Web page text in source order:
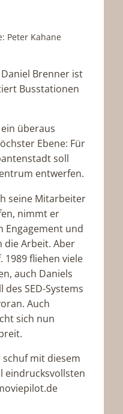
Peter Kahane
Brenner ist
Busstationen
überaus
Ebene: Für
soll
entwerfen.
seine Mitarbeiter
nimmt er
Engagement und
die Arbeit. Aber
1989 fliehen viele
auch Daniels
SED-Systems
Auch
sich nun
schuf mit diesem
eindrucksvollsten